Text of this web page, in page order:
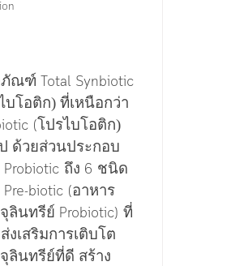
ภัณฑ์ Total Synbiotic
บโอติก) ที่เหนือกว่า
(โปรไบโอติก)
ด้วยส่วนประกอบ
Probiotic ถึง 6 ชนิด
Pre-biotic (อาหาร
ลินทรีย์ Probiotic) ที่
งเสริมการเติบโต
ลินทรีย์ที่ดี สร้าง